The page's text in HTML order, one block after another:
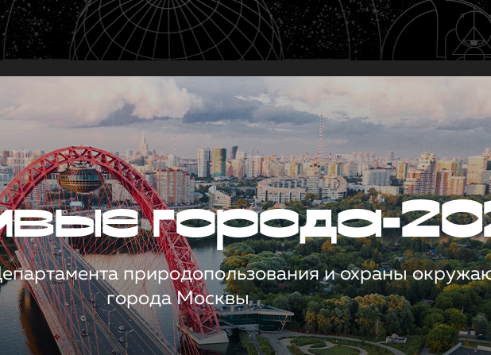
города-
природопользования и охраны
города Москвы